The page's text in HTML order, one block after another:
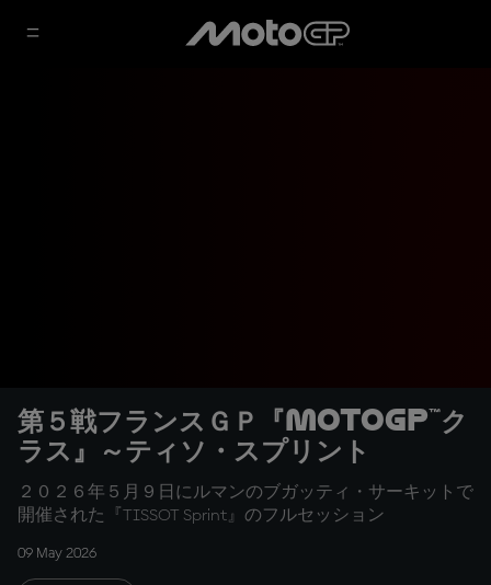
第５戦フランスＧＰ『MotoGP™ク
ラス』～ティソ・スプリント
２０２６年５月９日にルマンのブガッティ・サーキットで
開催された『TISSOT Sprint』のフルセッション
09 May 2026